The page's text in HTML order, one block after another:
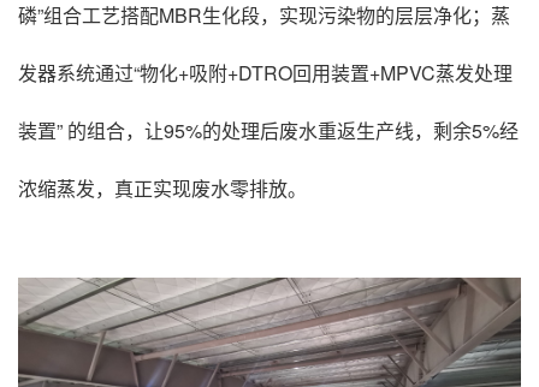
磷”组合工艺搭配MBR生化段，实现污染物的层层净化；蒸
发器系统通过“物化+吸附+DTRO回用装置+MPVC蒸发处理
装置” 的组合，让95%的处理后废水重返生产线，剩余5%经
浓缩蒸发，真正实现废水零排放。